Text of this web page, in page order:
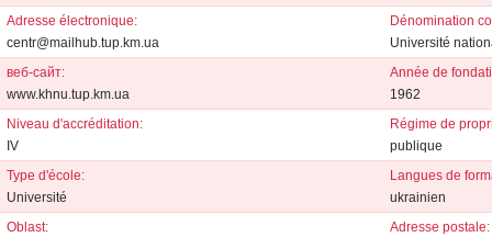
Adresse électronique:
centr@mailhub.tup.km.ua
Dénomination
Université
веб-сайт:
www.khnu.tup.km.ua
Année de
1962
Niveau d'accréditation:
IV
Régime de
publique
Type d'école:
Université
Langues de
ukrainien
Oblast:
Adresse postale: